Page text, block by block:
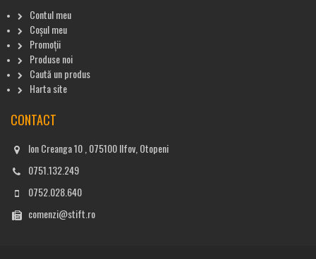
Contul meu
Coșul meu
Promoții
Produse noi
Caută un produs
Harta site
CONTACT
Ion Creanga 10 , 075100 Ilfov, Otopeni
0751.132.249
0752.028.640
comenzi@stift.ro